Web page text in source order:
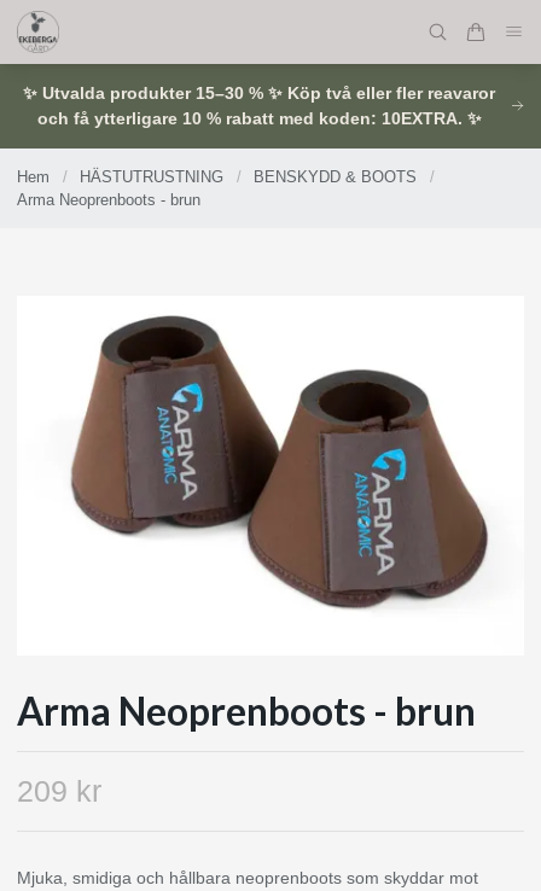
✨ Utvalda produkter 15–30 % ✨ Köp två eller fler reavaror
och få ytterligare 10 % rabatt med koden: 10EXTRA. ✨
Hem / HÄSTUTRUSTNING / BENSKYDD & BOOTS
/
Arma Neoprenboots - brun
Arma Neoprenboots - brun
209 kr
Mjuka, smidiga och hållbara neoprenboots som skyddar mot